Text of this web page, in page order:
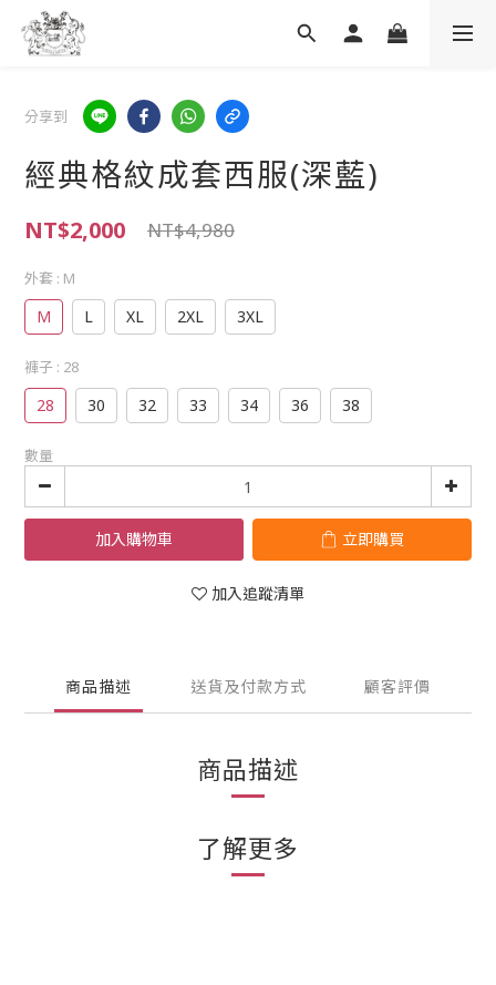
分享到
經典格紋成套西服(深藍)
NT$2,000 NT$4,980
外套 : M
M L XL 2XL 3XL
褲子 : 28
28 30 32 33 34 36 38
數量
加入購物車 立即購買
加入追蹤清單
商品描述 送貨及付款方式 顧客評價
商品描述
了解更多